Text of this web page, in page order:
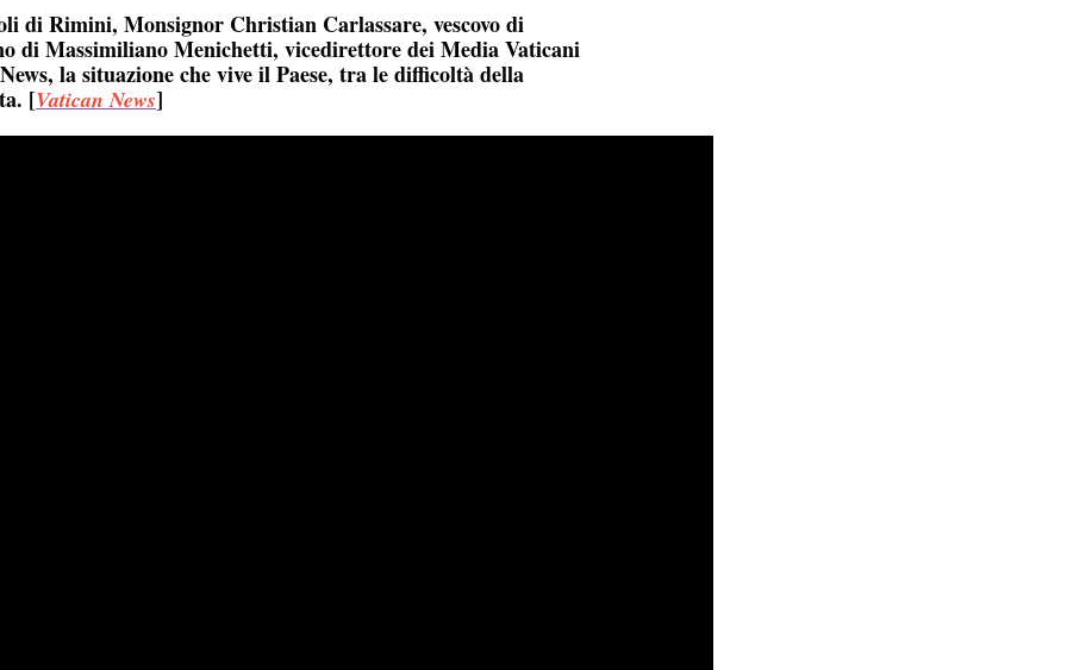
di Rimini, Monsignor Christian Carlassare, vescovo di
di Massimiliano Menichetti, vicedirettore dei Media Vaticani
la situazione che vive il Paese, tra le difficoltà della
[Vatican News]